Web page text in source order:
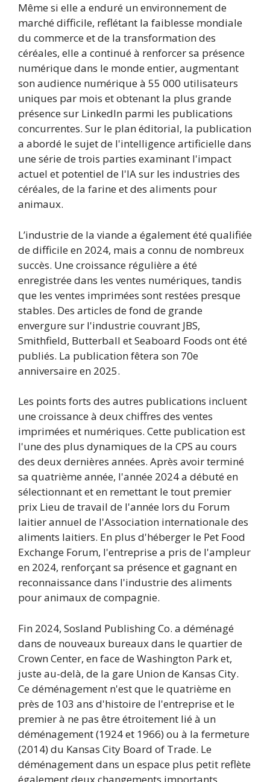
Même si elle a enduré un environnement de
marché difficile, reflétant la faiblesse mondiale
du commerce et de la transformation des
céréales, elle a continué à renforcer sa présence
numérique dans le monde entier, augmentant
son audience numérique à 55 000 utilisateurs
uniques par mois et obtenant la plus grande
présence sur LinkedIn parmi les publications
concurrentes. Sur le plan éditorial, la publication
a abordé le sujet de l'intelligence artificielle dans
une série de trois parties examinant l'impact
actuel et potentiel de l'IA sur les industries des
céréales, de la farine et des aliments pour
animaux.
L’industrie de la viande a également été qualifiée
de difficile en 2024, mais a connu de nombreux
succès. Une croissance régulière a été
enregistrée dans les ventes numériques, tandis
que les ventes imprimées sont restées presque
stables. Des articles de fond de grande
envergure sur l'industrie couvrant JBS,
Smithfield, Butterball et Seaboard Foods ont été
publiés. La publication fêtera son 70e
anniversaire en 2025.
Les points forts des autres publications incluent
une croissance à deux chiffres des ventes
imprimées et numériques. Cette publication est
l'une des plus dynamiques de la CPS au cours
des deux dernières années. Après avoir terminé
sa quatrième année, l'année 2024 a débuté en
sélectionnant et en remettant le tout premier
prix Lieu de travail de l'année lors du Forum
laitier annuel de l'Association internationale des
aliments laitiers. En plus d'héberger le Pet Food
Exchange Forum, l'entreprise a pris de l'ampleur
en 2024, renforçant sa présence et gagnant en
reconnaissance dans l'industrie des aliments
pour animaux de compagnie.
Fin 2024, Sosland Publishing Co. a déménagé
dans de nouveaux bureaux dans le quartier de
Crown Center, en face de Washington Park et,
juste au-delà, de la gare Union de Kansas City.
Ce déménagement n'est que le quatrième en
près de 103 ans d'histoire de l'entreprise et le
premier à ne pas être étroitement lié à un
déménagement (1924 et 1966) ou à la fermeture
(2014) du Kansas City Board of Trade. Le
déménagement dans un espace plus petit reflète
également deux changements importants